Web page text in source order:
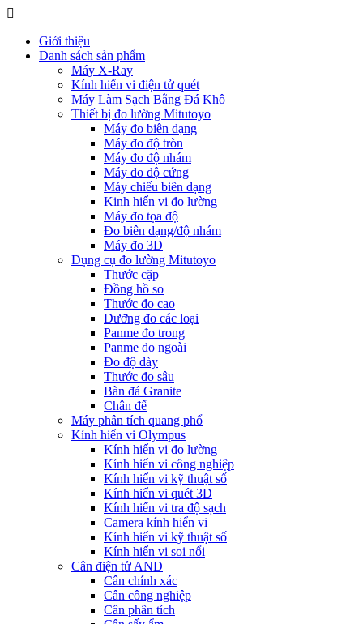
Giới thiệu
Danh sách sản phẩm
Máy X-Ray
Kính hiển vi điện tử quét
Máy Làm Sạch Bằng Đá Khô
Thiết bị đo lường Mitutoyo
Máy đo biên dạng
Máy đo độ tròn
Máy đo độ nhám
Máy đo độ cứng
Máy chiếu biên dạng
Kinh hiển vi đo lường
Máy đo tọa độ
Đo biên dạng/độ nhám
Máy đo 3D
Dụng cụ đo lường Mitutoyo
Thước cặp
Đồng hồ so
Thước đo cao
Dưỡng đo các loại
Panme đo trong
Panme đo ngoài
Đo độ dày
Thước đo sâu
Bàn đá Granite
Chân đế
Máy phân tích quang phổ
Kính hiển vi Olympus
Kính hiển vi đo lường
Kính hiển vi công nghiệp
Kính hiển vi kỹ thuật số
Kính hiển vi quét 3D
Kính hiển vi tra độ sạch
Camera kính hiển vi
Kính hiển vi kỹ thuật số
Kính hiển vi soi nổi
Cân điện tử AND
Cân chính xác
Cân công nghiệp
Cân phân tích